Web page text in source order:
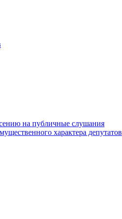
на публичные слушания
характера депутатов